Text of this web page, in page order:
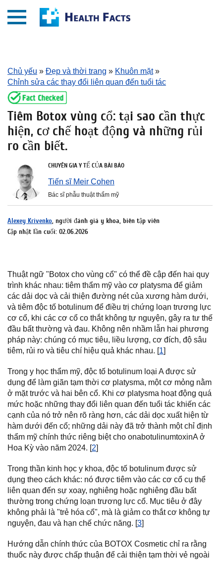
Chủ yếu » Đẹp và thời trang » Khuôn mặt»
Chỉnh sửa các thay đổi liên quan đến tuổi tác
Tiêm Botox vùng cổ: tại sao cần thực
hiện, cơ chế hoạt động và những rủi
ro cần biết.
CHUYÊN GIA Y TẾ CỦA BÀI BÁO
Tiến sĩ Meir Cohen
Bác sĩ phẫu thuật thẩm mỹ
Alexey Krivenko, người đánh giá y khoa, biên tập viên
Cập nhật lần cuối: 02.06.2026
Thuật ngữ "Botox cho vùng cổ" có thể đề cập đến hai quy
trình khác nhau: tiêm thẩm mỹ vào cơ platysma để giảm
các dải dọc và cải thiện đường nét của xương hàm dưới,
và tiêm độc tố botulinum để điều trị chứng loạn trương lực
cơ cổ, khi các cơ cổ co thắt không tự nguyện, gây ra tư thế
đầu bất thường và đau. Không nên nhầm lẫn hai phương
pháp này: chúng có mục tiêu, liều lượng, cơ đích, độ sâu
tiêm, rủi ro và tiêu chí hiệu quả khác nhau. [1]
Trong y học thẩm mỹ, độc tố botulinum loại A được sử
dụng để làm giãn tạm thời cơ platysma, một cơ mỏng nằm
ở mặt trước và hai bên cổ. Khi cơ platysma hoạt động quá
mức hoặc những thay đổi liên quan đến tuổi tác khiến các
cạnh của nó trở nên rõ ràng hơn, các dải dọc xuất hiện từ
hàm dưới đến cổ; những dải này đã trở thành một chỉ định
thẩm mỹ chính thức riêng biệt cho onabotulinumtoxinA ở
Hoa Kỳ vào năm 2024. [2]
Trong thần kinh học y khoa, độc tố botulinum được sử
dụng theo cách khác: nó được tiêm vào các cơ cổ cụ thể
liên quan đến sự xoay, nghiêng hoặc nghiêng đầu bất
thường trong chứng loạn trương lực cổ. Mục tiêu ở đây
không phải là "trẻ hóa cổ", mà là giảm co thắt cơ không tự
nguyện, đau và hạn chế chức năng. [3]
Hướng dẫn chính thức của BOTOX Cosmetic chỉ ra rằng
thuốc này được chấp thuận để cải thiện tạm thời vẻ ngoài